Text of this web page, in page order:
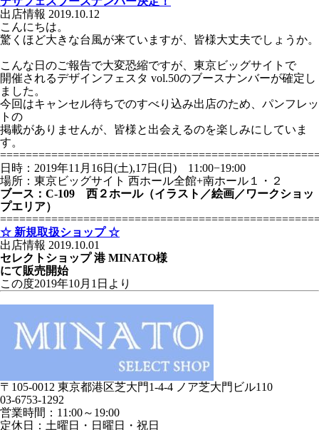
出店情報 2019.10.12
こんにちは。
驚くほど大きな台風が来ていますが、皆様大丈夫でしょうか。
こんな日のご報告で大変恐縮ですが、東京ビッグサイトで
開催されるデザインフェスタ vol.50のブースナンバーが確定し
ました。
今回はキャンセル待ちでのすべり込み出店のため、パンフレッ
トの
掲載がありませんが、皆様と出会えるのを楽しみにしていま
す。
日時：2019年11月16日(土),17日(日) 11:00−19:00
場所：東京ビッグサイト 西ホール全館+南ホール１・２
ブース：C-109 西２ホール（イラスト／絵画／ワークショッ
プエリア）
☆ 新規取扱ショップ ☆
出店情報 2019.10.01
セレクトショップ 港 MINATO様
にて販売開始
この度2019年10月1日より
〒105-0012 東京都港区芝大門1-4-4 ノア芝大門ビル110
03-6753-1292
営業時間：11:00～19:00
定休日：土曜日・日曜日・祝日